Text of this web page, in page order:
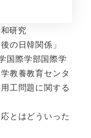
研究
の日韓関係」
国際学部国際学
教養教育センタ
工問題に関する
とはどういった